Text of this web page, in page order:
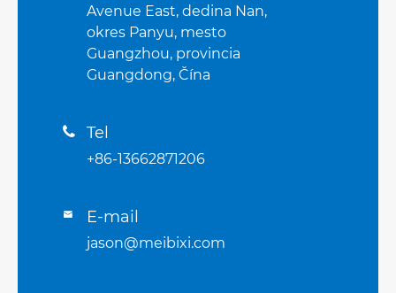
Avenue East, dedina Nan,
okres Panyu, mesto
Guangzhou, provincia
Guangdong, Čína
 Tel
+86-13662871206
 E-mail
jason@meibixi.com